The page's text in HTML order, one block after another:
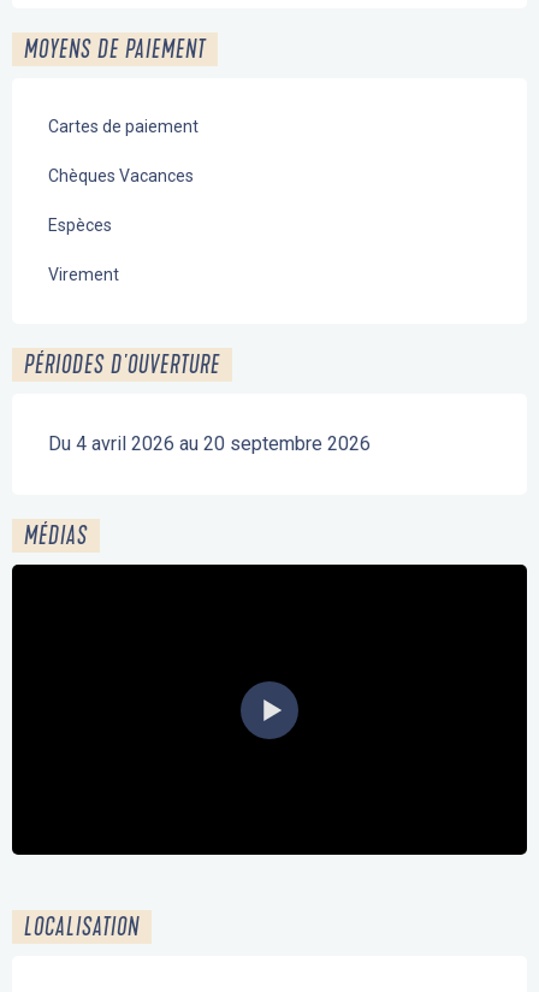
MOYENS DE PAIEMENT
Cartes de paiement
Chèques Vacances
Espèces
Virement
PÉRIODES D'OUVERTURE
Du 4 avril 2026 au 20 septembre 2026
MÉDIAS
LOCALISATION